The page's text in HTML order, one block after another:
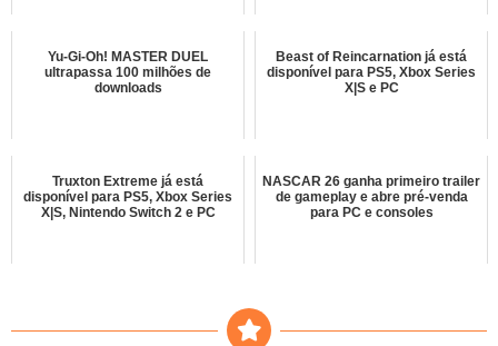
Yu-Gi-Oh! MASTER DUEL
ultrapassa 100 milhões de
downloads
Beast of Reincarnation já está
disponível para PS5, Xbox Series
X|S e PC
Truxton Extreme já está
disponível para PS5, Xbox Series
X|S, Nintendo Switch 2 e PC
NASCAR 26 ganha primeiro trailer
de gameplay e abre pré-venda
para PC e consoles